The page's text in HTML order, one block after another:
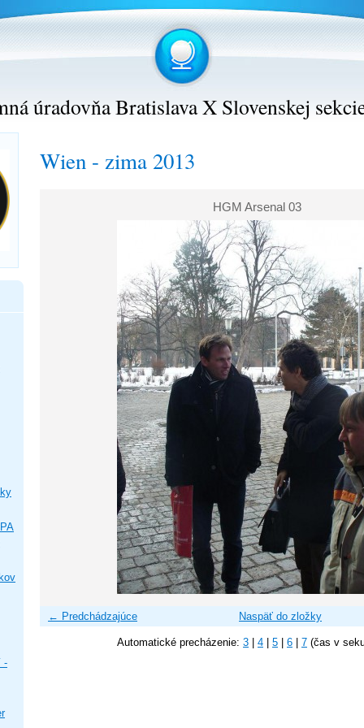
úradovňa Bratislava X Slovenskej
Wien - zima 2013
HGM Arsenal 03
← Predchádzajúce Naspäť do zložky
Automatické precházenie: 3 4 5 6 7 (čas v
-